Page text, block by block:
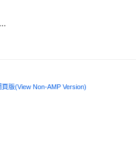
頁版(View Non-AMP Version)